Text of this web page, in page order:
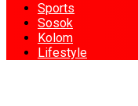
Sports
Sosok
Kolom
Lifestyle